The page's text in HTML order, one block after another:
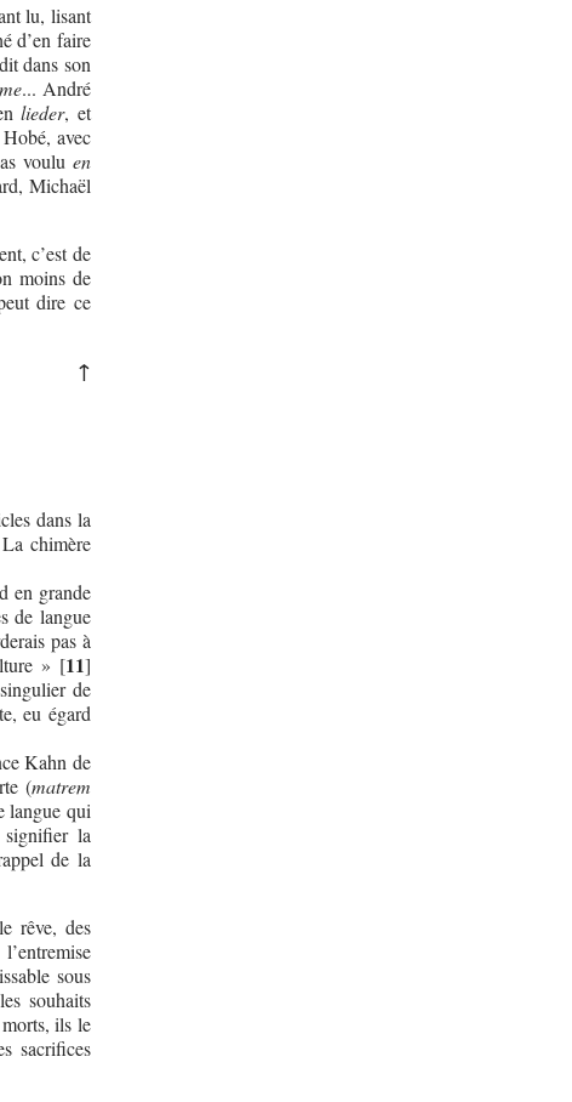
lu, lisant
d’en faire
dans son
... André
lieder, et
avec
voulu en
Michaël
c’est de
moins de
dire ce
↑
dans la
chimère
en grande
de langue
pas à
» [11]
de
eu égard
Kahn de
(matrem
langue qui
signifier la
de la
rêve, des
sous
souhaits
ils le
sacrifices